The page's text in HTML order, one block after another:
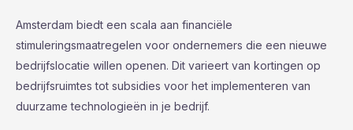
Amsterdam biedt een scala aan financiële
stimuleringsmaatregelen voor ondernemers die een nieuwe
bedrijfslocatie willen openen. Dit varieert van kortingen op
bedrijfsruimtes tot subsidies voor het implementeren van
duurzame technologieën in je bedrijf.